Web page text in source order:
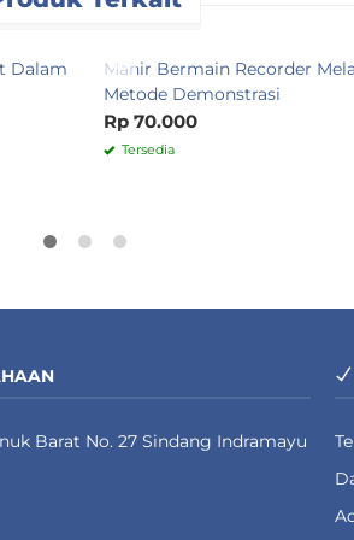
Dalam
Mahir Bermain Recorder
Metode Demonstrasi
Rp 70.000
Tersedia
Barat No. 27 Sindang Indramayu